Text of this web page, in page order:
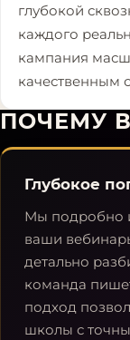
глубокой
каждого
кампания
качественным
ПОЧЕМУ
Глубокое
Мы подробно
ваши
детально
команда
подход
школы с